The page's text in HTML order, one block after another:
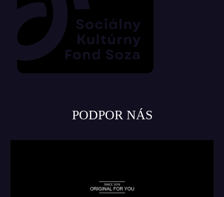
PODPOR NÁS